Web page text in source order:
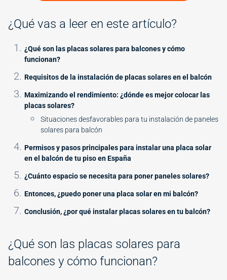
¿Qué vas a leer en este artículo?
¿Qué son las placas solares para balcones y cómo
funcionan?
Requisitos de la instalación de placas solares en el balcón
Maximizando el rendimiento: ¿dónde es mejor colocar las
placas solares?
Situaciones desfavorables para tu instalación de paneles
solares para balcón
Permisos y pasos principales para instalar una placa solar
en el balcón de tu piso en España
¿Cuánto espacio se necesita para poner paneles solares?
Entonces, ¿puedo poner una placa solar en mi balcón?
Conclusión, ¿por qué instalar placas solares en tu balcón?
¿Qué son las placas solares para
balcones y cómo funcionan?